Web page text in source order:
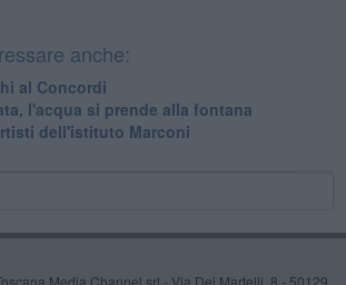
anche:
al Concordi
l'acqua si prende alla fontana
dell'istituto Marconi
Media Channel srl - Via Dei Martelli, 8 - 50129